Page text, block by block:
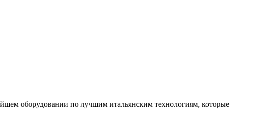
оборудовании по лучшим итальянским технологиям, которые